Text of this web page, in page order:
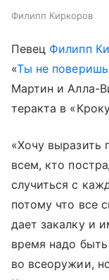
Филипп Киркоров
Певец Филипп
«Ты не
Мартин и Алла-
теракта в
«Хочу выразить
всем, кто
случиться с
потому что все
дает закалку и
время надо
во всеоружии,